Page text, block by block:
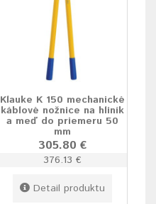
Klauke K 150 mechanické
káblové nožnice na hliník
a meď do priemeru 50
mm
305.80 €
376.13 €
Detail produktu